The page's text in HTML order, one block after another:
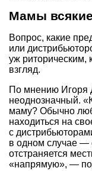
Мамы
Вопрос, какие
или
уж риторическим,
взгляд.
По мнению Игоря
неоднозначный.
маму? Обычно
находиться на
с
в одном случае —
отстраняется
«напрямую», —